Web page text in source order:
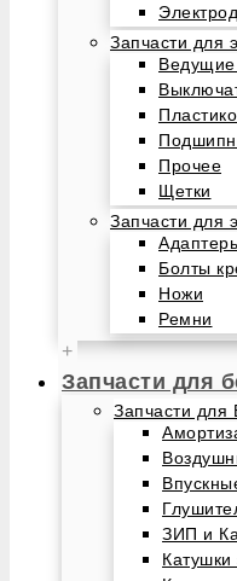
Запчасти для
Ведущие
Прочее
Щетки
Запчасти для
Болты
Ножи
Ремни
+
Запчасти для
Запчасти для
ЗИП и
Катушки